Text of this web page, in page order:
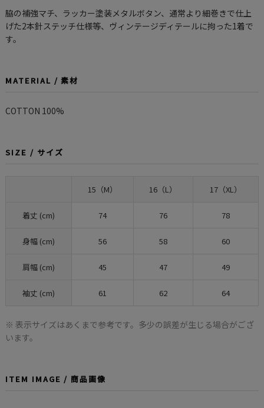
脇の補強マチ、ラッカー塗装メタルボタン、通常より細巻きで仕上
げた2本針ステッチ仕様等、ヴィンテージディテールに拘った1着で
す。
MATERIAL / 素材
COTTON 100%
SIZE / サイズ
15（M） 16（L） 17（XL）
着丈 (cm) 74 76 78
身幅 (cm) 56 58 60
肩幅 (cm) 45 47 49
袖丈 (cm) 61 62 64
※ 表示サイズはあくまで参考です。多少の誤差が生じる場合がござ
います。
ITEM IMAGE / 商品画像